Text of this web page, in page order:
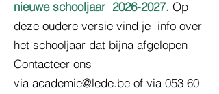
nieuwe schooljaar 2026-2027. Op
deze oudere versie vind je info over
het schooljaar dat bijna afgelopen
Contacteer ons
via academie@lede.be of via 053 60